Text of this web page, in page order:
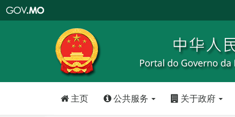
特
政
区
政
口
主页 公共服务 关于政府